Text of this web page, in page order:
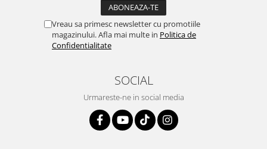
Vreau sa primesc newsletter cu promotiile
magazinului. Afla mai multe in Politica de
Confidentialitate
SOCIAL
Urmareste-ne in social media